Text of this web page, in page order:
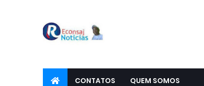
CONTATOS QUEM SOMOS